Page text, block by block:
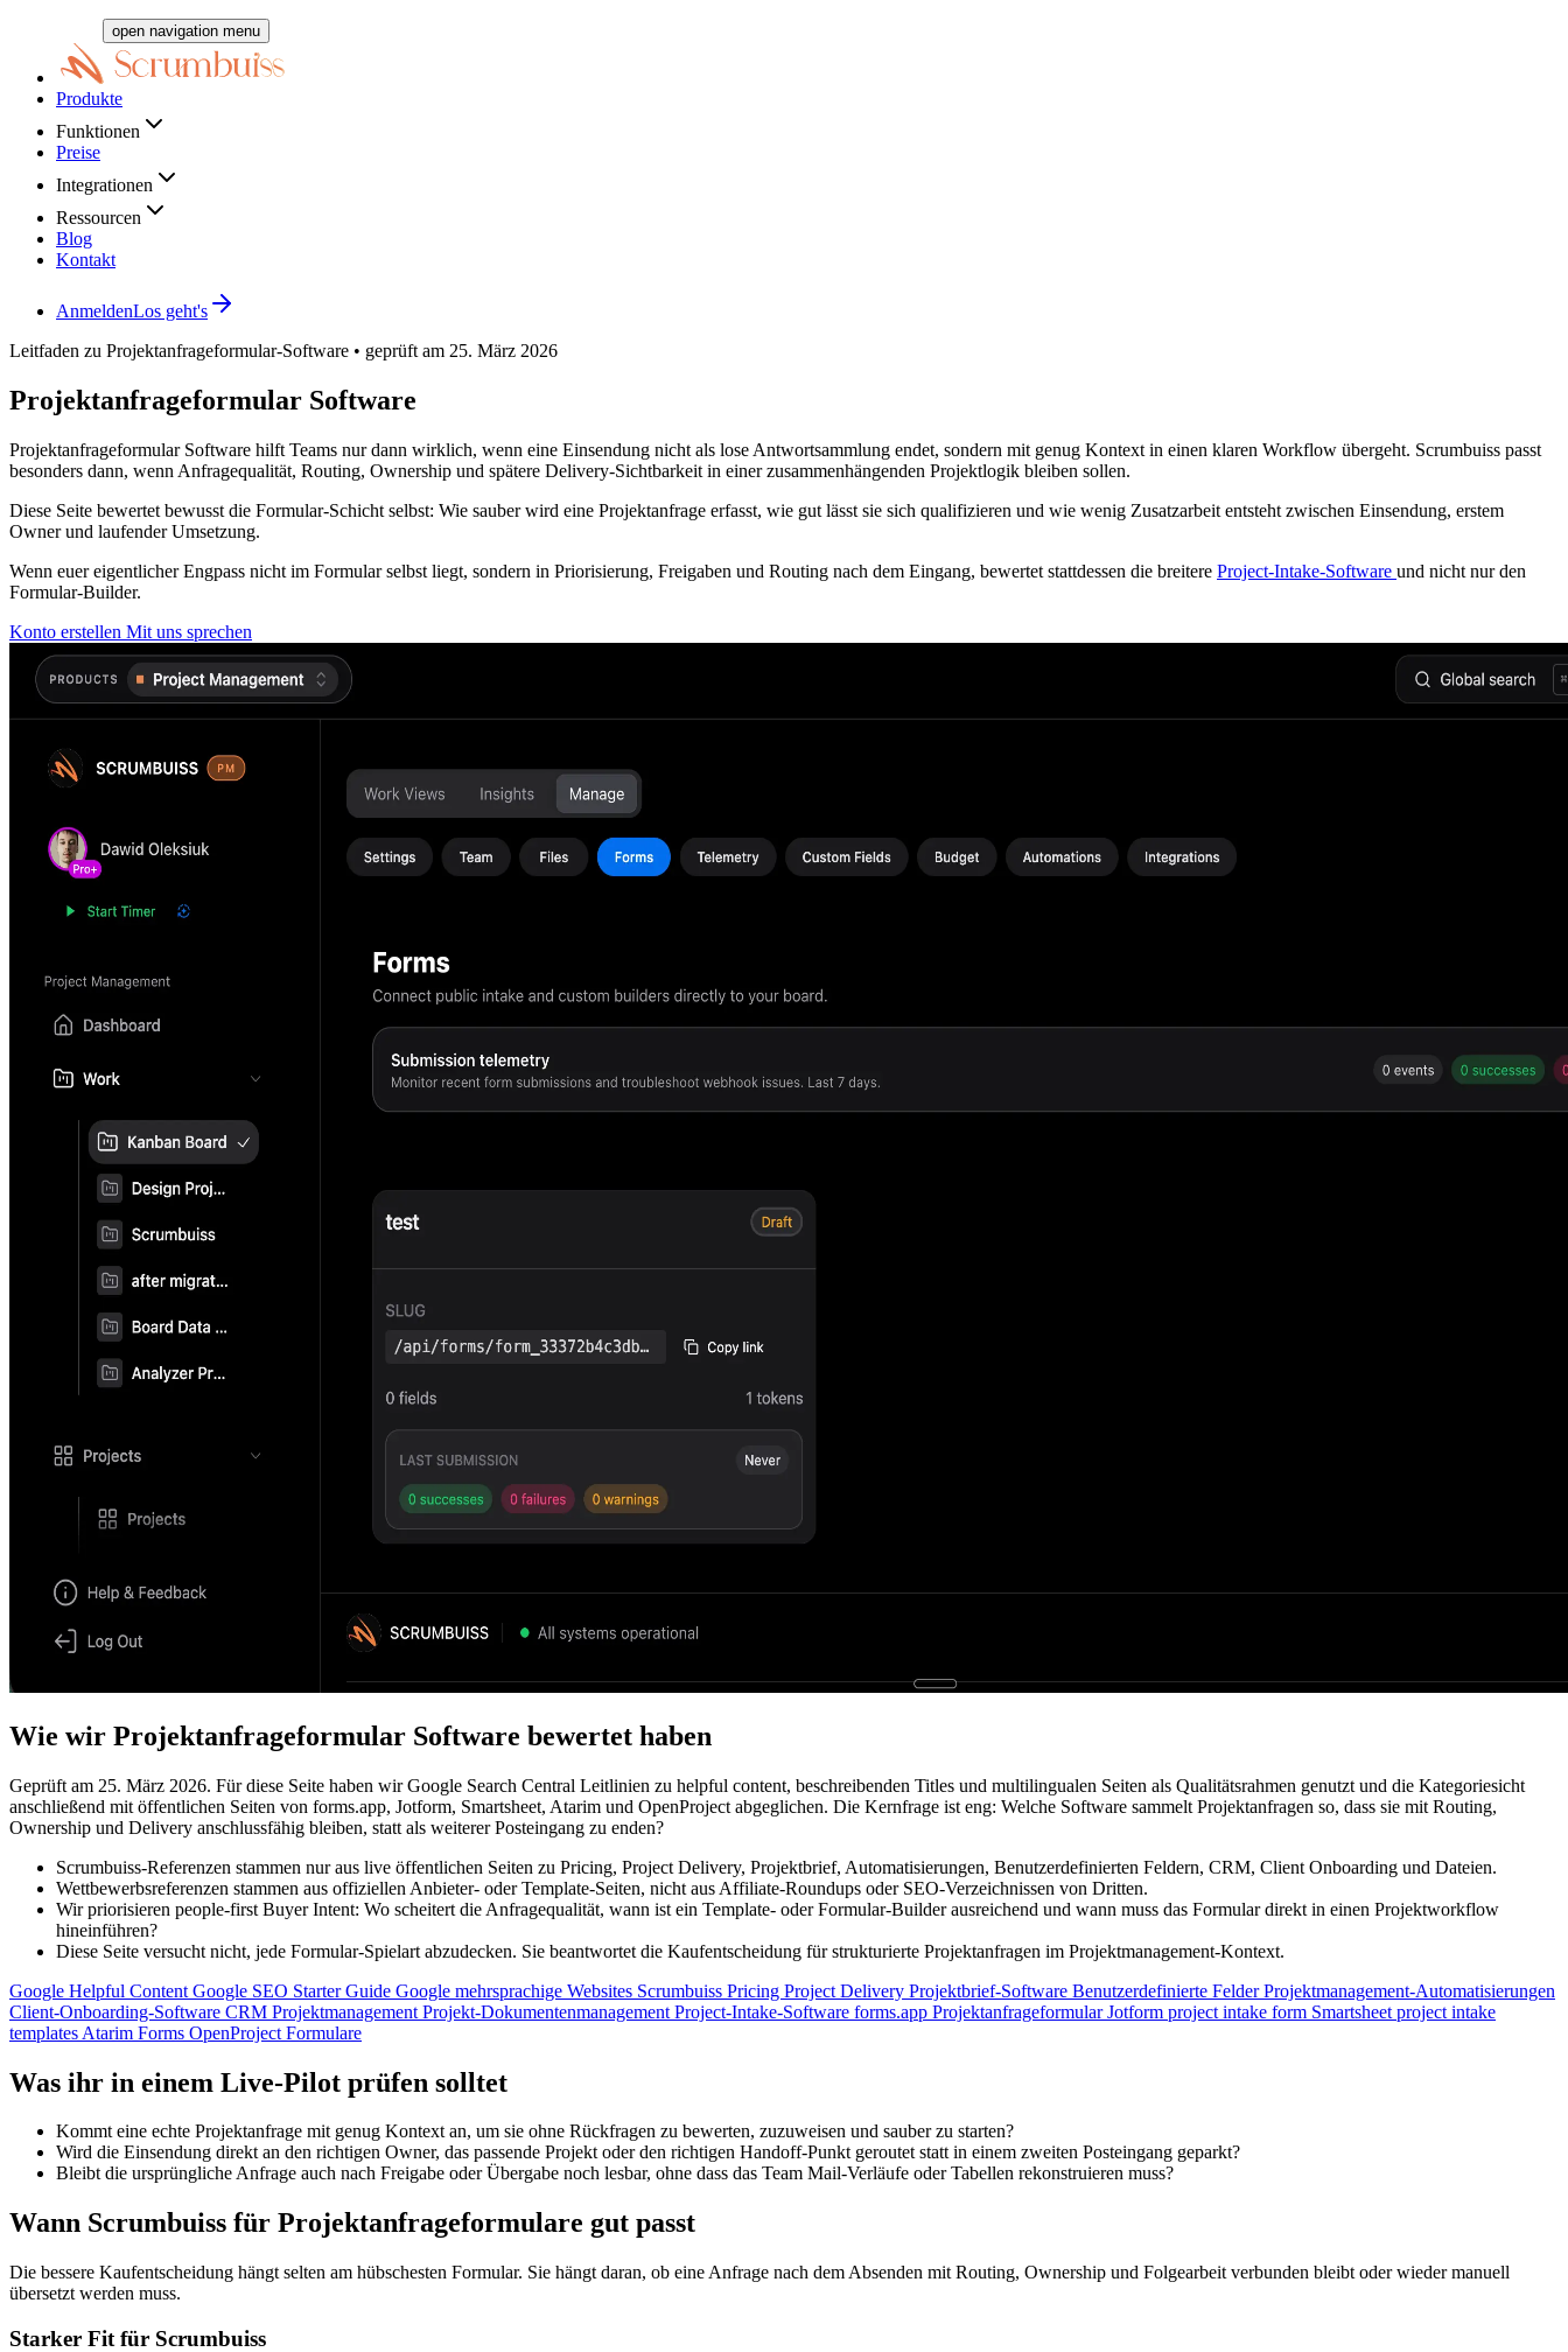
open navigation menu
Produkte
Funktionen
Preise
Integrationen
Ressourcen
Blog
Kontakt
AnmeldenLos geht's
Leitfaden zu Projektanfrageformular-Software • geprüft am 25. März 2026
Projektanfrageformular Software
Projektanfrageformular Software hilft Teams nur dann wirklich, wenn eine Einsendung nicht als lose Antwortsammlung endet, sondern mit genug Kontext in einen klaren Workflow übergeht. Scrumbuiss passt
besonders dann, wenn Anfragequalität, Routing, Ownership und spätere Delivery-Sichtbarkeit in einer zusammenhängenden Projektlogik bleiben sollen.
Diese Seite bewertet bewusst die Formular-Schicht selbst: Wie sauber wird eine Projektanfrage erfasst, wie gut lässt sie sich qualifizieren und wie wenig Zusatzarbeit entsteht zwischen Einsendung, erstem
Owner und laufender Umsetzung.
Wenn euer eigentlicher Engpass nicht im Formular selbst liegt, sondern in Priorisierung, Freigaben und Routing nach dem Eingang, bewertet stattdessen die breitere Project-Intake-Software und nicht nur den
Formular-Builder.
Konto erstellen Mit uns sprechen
Wie wir Projektanfrageformular Software bewertet haben
Geprüft am 25. März 2026. Für diese Seite haben wir Google Search Central Leitlinien zu helpful content, beschreibenden Titles und multilingualen Seiten als Qualitätsrahmen genutzt und die Kategoriesicht
anschließend mit öffentlichen Seiten von forms.app, Jotform, Smartsheet, Atarim und OpenProject abgeglichen. Die Kernfrage ist eng: Welche Software sammelt Projektanfragen so, dass sie mit Routing,
Ownership und Delivery anschlussfähig bleiben, statt als weiterer Posteingang zu enden?
Scrumbuiss-Referenzen stammen nur aus live öffentlichen Seiten zu Pricing, Project Delivery, Projektbrief, Automatisierungen, Benutzerdefinierten Feldern, CRM, Client Onboarding und Dateien.
Wettbewerbsreferenzen stammen aus offiziellen Anbieter- oder Template-Seiten, nicht aus Affiliate-Roundups oder SEO-Verzeichnissen von Dritten.
Wir priorisieren people-first Buyer Intent: Wo scheitert die Anfragequalität, wann ist ein Template- oder Formular-Builder ausreichend und wann muss das Formular direkt in einen Projektworkflow
hineinführen?
Diese Seite versucht nicht, jede Formular-Spielart abzudecken. Sie beantwortet die Kaufentscheidung für strukturierte Projektanfragen im Projektmanagement-Kontext.
Google Helpful Content Google SEO Starter Guide Google mehrsprachige Websites Scrumbuiss Pricing Project Delivery Projektbrief-Software Benutzerdefinierte FelderProjektmanagement-Automatisierungen
Client-Onboarding-Software CRM Projektmanagement Projekt-Dokumentenmanagement Project-Intake-Software forms.app ProjektanfrageformularJotform project intake form Smartsheet project intake
templates Atarim Forms OpenProject Formulare
Was ihr in einem Live-Pilot prüfen solltet
Kommt eine echte Projektanfrage mit genug Kontext an, um sie ohne Rückfragen zu bewerten, zuzuweisen und sauber zu starten?
Wird die Einsendung direkt an den richtigen Owner, das passende Projekt oder den richtigen Handoff-Punkt geroutet statt in einem zweiten Posteingang geparkt?
Bleibt die ursprüngliche Anfrage auch nach Freigabe oder Übergabe noch lesbar, ohne dass das Team Mail-Verläufe oder Tabellen rekonstruieren muss?
Wann Scrumbuiss für Projektanfrageformulare gut passt
Die bessere Kaufentscheidung hängt selten am hübschesten Formular. Sie hängt daran, ob eine Anfrage nach dem Absenden mit Routing, Ownership und Folgearbeit verbunden bleibt oder wieder manuell
übersetzt werden muss.
Starker Fit für Scrumbuiss